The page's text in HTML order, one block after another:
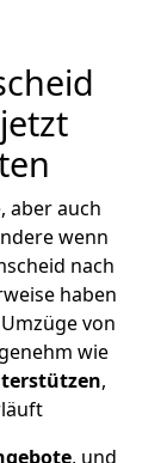
aber auch
wenn
nach
haben
von
wie
,
, und